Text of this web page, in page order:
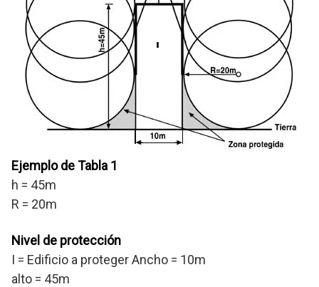
Ejemplo de Tabla 1
h = 45m
R = 20m
Nivel de protección
I = Edificio a proteger Ancho = 10m
alto = 45m